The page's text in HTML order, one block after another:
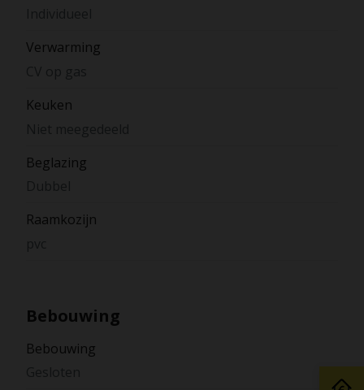
Verwarming
Keuken
Beglazing
Raamkozijn
Bebouwing
Bebouwing